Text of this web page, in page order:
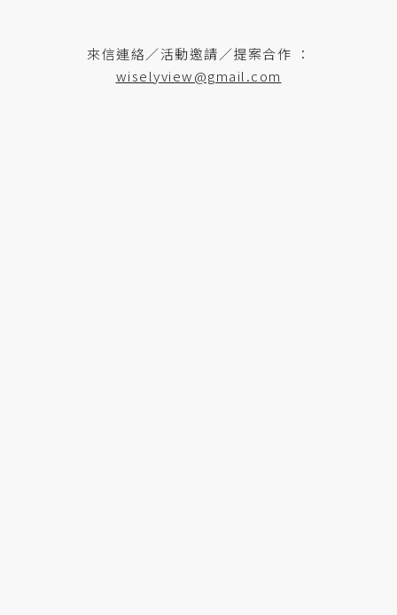
來信連絡／活動邀請／提案合作 ：
wiselyview@gmail.com